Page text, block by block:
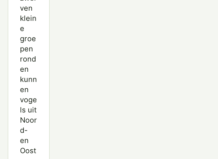
ven
klein
e
groe
pen
rond
en
kunn
en
voge
ls uit
Noor
d-
en
Oost